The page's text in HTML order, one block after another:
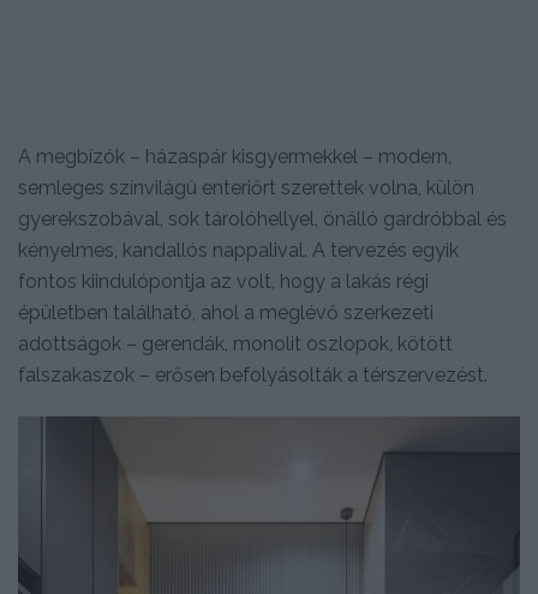
A megbízók – házaspár kisgyermekkel – modern,
semleges színvilágú enteriőrt szerettek volna, külön
gyerekszobával, sok tárolóhellyel, önálló gardróbbal és
kényelmes, kandallós nappalival. A tervezés egyik
fontos kiindulópontja az volt, hogy a lakás régi
épületben található, ahol a meglévő szerkezeti
adottságok – gerendák, monolit oszlopok, kötött
falszakaszok – erősen befolyásolták a térszervezést.